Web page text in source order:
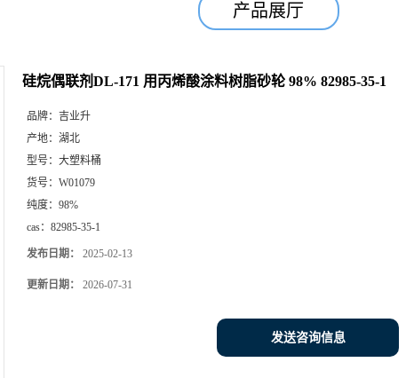
产品展厅
硅烷偶联剂DL-171 用丙烯酸涂料树脂砂轮 98% 82985-35-1
品牌： 吉业升
产地： 湖北
型号： 大塑料桶
货号： W01079
纯度： 98%
cas： 82985-35-1
发布日期： 2025-02-13
更新日期： 2026-07-31
发送咨询信息